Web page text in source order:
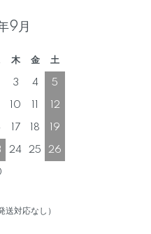
9月
木 金 土
3 4 5
10 12
17 18 19
24 25 26
送対応なし）